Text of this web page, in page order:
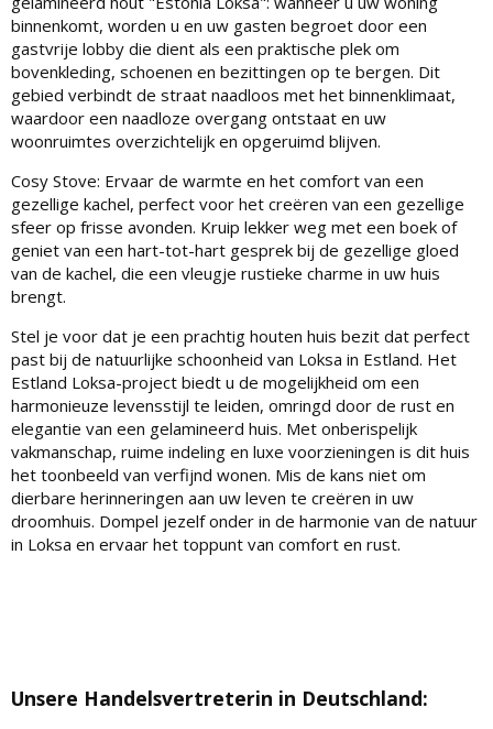
binnenkomt, worden u en uw gasten begroet door een
gastvrije lobby die dient als een praktische plek om
bovenkleding, schoenen en bezittingen op te bergen. Dit
gebied verbindt de straat naadloos met het binnenklimaat,
waardoor een naadloze overgang ontstaat en uw
woonruimtes overzichtelijk en opgeruimd blijven.
Cosy Stove: Ervaar de warmte en het comfort van een
gezellige kachel, perfect voor het creëren van een gezellige
sfeer op frisse avonden. Kruip lekker weg met een boek of
geniet van een hart-tot-hart gesprek bij de gezellige gloed
van de kachel, die een vleugje rustieke charme in uw huis
brengt.
Stel je voor dat je een prachtig houten huis bezit dat perfect
past bij de natuurlijke schoonheid van Loksa in Estland. Het
Estland Loksa-project biedt u de mogelijkheid om een ​​
harmonieuze levensstijl te leiden, omringd door de rust en
elegantie van een gelamineerd huis. Met onberispelijk
vakmanschap, ruime indeling en luxe voorzieningen is dit huis
het toonbeeld van verfijnd wonen. Mis de kans niet om
dierbare herinneringen aan uw leven te creëren in uw
droomhuis. Dompel jezelf onder in de harmonie van de natuur
in Loksa en ervaar het toppunt van comfort en rust.
Unsere Handelsvertreterin in Deutschland: